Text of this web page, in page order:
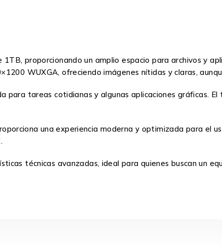
proporcionando un amplio espacio para archivos y
WUXGA, ofreciendo imágenes nítidas y claras,
tareas cotidianas y algunas aplicaciones gráficas.
una experiencia moderna y optimizada para el
técnicas avanzadas, ideal para quienes buscan un